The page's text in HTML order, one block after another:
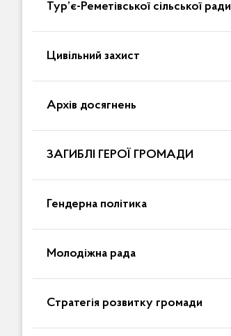
Тур’є-Реметівської сільської ради
Цивільний захист
Архів досягнень
ЗАГИБЛІ ГЕРОЇ ГРОМАДИ
Гендерна політика
Молодіжна рада
Стратегія розвитку громади